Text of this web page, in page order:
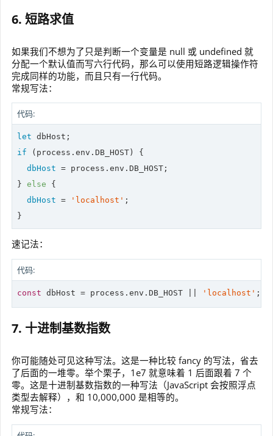
6. 短路求值
如果我们不想为了只是判断一个变量是 null 或 undefined 就
分配一个默认值而写六行代码，那么可以使用短路逻辑操作符
完成同样的功能，而且只有一行代码。
常规写法：
代码:
let
if (process.env.DB_HOST) {
dbHost = process.env.DB_HOST;
} else {
dbHost = 'localhost' ;
}
速记法：
代码:
const dbHost = process.env.DB_HOST || 'localhost' ;
7. 十进制基数指数
你可能随处可见这种写法。这是一种比较 fancy 的写法，省去
了后面的一堆零。举个栗子，1e7 就意味着 1 后面跟着 7 个
零。这是十进制基数指数的一种写法（JavaScript 会按照浮点
类型去解释），和 10,000,000 是相等的。
常规写法：